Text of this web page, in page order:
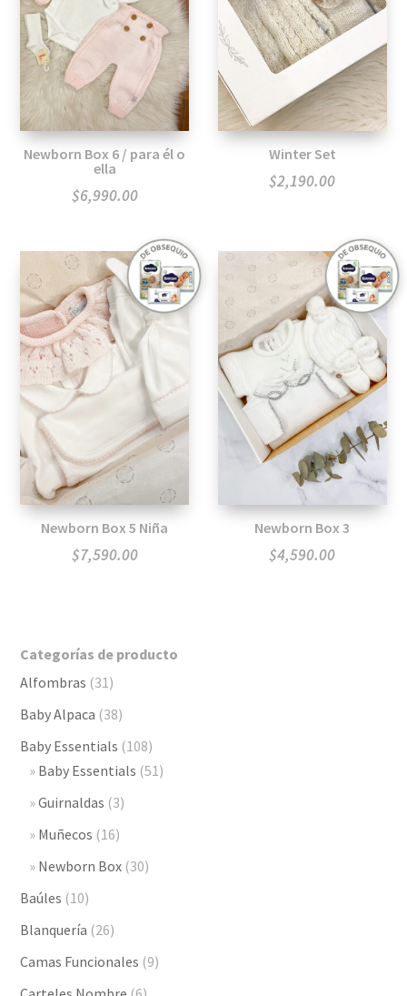
Newborn Box 6 / para él o
ella
$6,990.00
Winter Set
$2,190.00
Newborn Box 5 Niña
$7,590.00
Newborn Box 3
$4,590.00
Categorías de producto
Alfombras (31)
Baby Alpaca (38)
Baby Essentials (108)
Baby Essentials (51)
Guirnaldas (3)
Muñecos (16)
Newborn Box (30)
Baúles (10)
Blanquería (26)
Camas Funcionales (9)